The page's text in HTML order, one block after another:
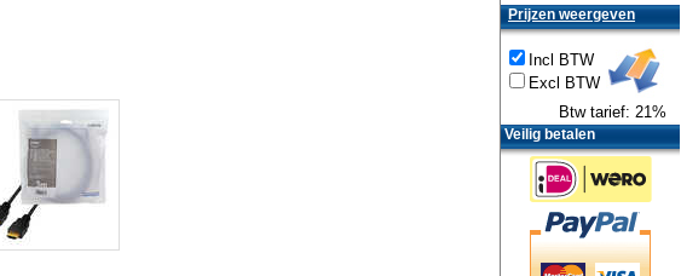
Prijzen weergeven
Incl BTW
Excl BTW
Btw tarief: 21%
Veilig betalen